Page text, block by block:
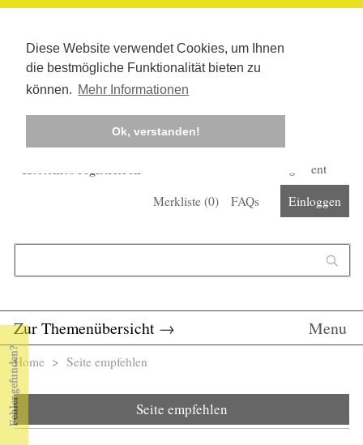
Diese Website verwendet Cookies, um Ihnen
die bestmögliche Funktionalität bieten zu
können. Mehr Informationen
Ok, verstanden!
Kostenlos registrieren
Corona-Management
Merkliste (0) FAQs Einloggen
Zur Themenübersicht → Menu
Sie sind hier
Home > Seite empfehlen
Seite empfehlen